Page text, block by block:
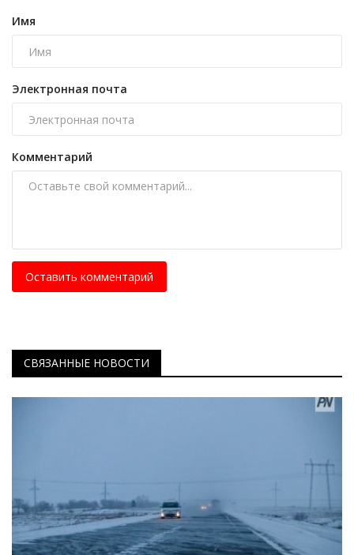
Имя
Электронная почта
Комментарий
Оставить комментарий
СВЯЗАННЫЕ НОВОСТИ